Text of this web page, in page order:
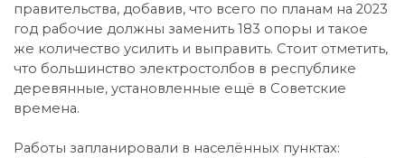
правительства, добавив, что всего по планам на 2023
год рабочие должны заменить 183 опоры и такое
же количество усилить и выправить. Стоит отметить,
что большинство электростолбов в республике
деревянные, установленные ещё в Советские
времена.
Работы запланировали в населённых пунктах: